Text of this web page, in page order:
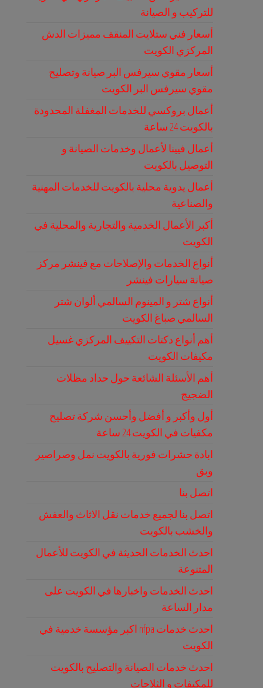
للتركيب و الصيانة
أسعار فني ستلايت المنقف مميزات الدش
المركزي الكويت
أسعار مقوي سيرفس البر صيانة وتصليح
مقوي سيرفس البر الكويت
أعمال بروكسي للخدمات المغفلة المحدودة
بالكويت 24 ساعة
أعمال فيينا لأعمال وخدمات الصيانة و
التوصيل بالكويت
أعمال يدوية محلية بالكويت للخدمات المهنية
والصناعية
أكبر الأعمال الخدمية والتجارية والمحلية في
الكويت
أنواع الخدمات والإصلاحات مع فينشر مركز
صيانة سيارات فينشر
أنواع شتر و المينوم السالمي ألوان شتر
السالمي صباغ الكويت
أهم أنواع دكتات التكييف المركزي غسيل
مكيفات الكويت
أهم الأسئلة الشائعة حول حداد مظلات
الضجيج
أول وأكبر و أفضل وأحسن شركة تصليح
مكفيات في الكويت 24 ساعة
ابادة حشرات فورية بالكويت نمل وصراصير
وبق
اتصل بنا
اتصل بنا لجميع خدمات نقل الاثاث والعفش
والخشب بالكويت
احدث الخدمات الحديثة في الكويت للأعمال
المتنوعة
احدث الخدمات واخبارها في الكويت على
مدار الساعة
احدث خدمات nfpa اكبر مؤسسة خدمية في
الكويت
احدث خدمات الصيانة والتصليح بالكويت
للمكيفات و الثلاجات